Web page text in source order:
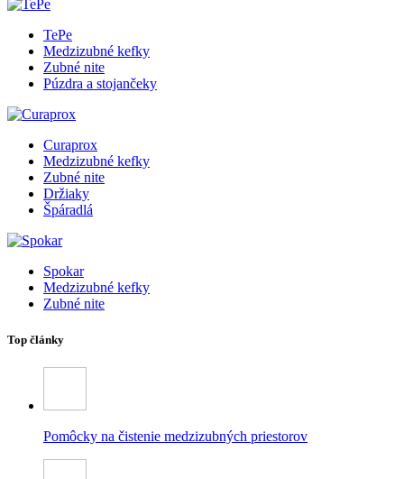
TePe
Medzizubné kefky
Zubné nite
Púzdra a stojančeky
Curaprox
Medzizubné kefky
Zubné nite
Držiaky
Špáradlá
Spokar
Medzizubné kefky
Zubné nite
Top články
Pomôcky na čistenie medzizubných priestorov